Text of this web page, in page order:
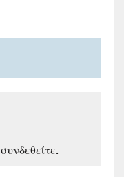
συνδεθείτε.